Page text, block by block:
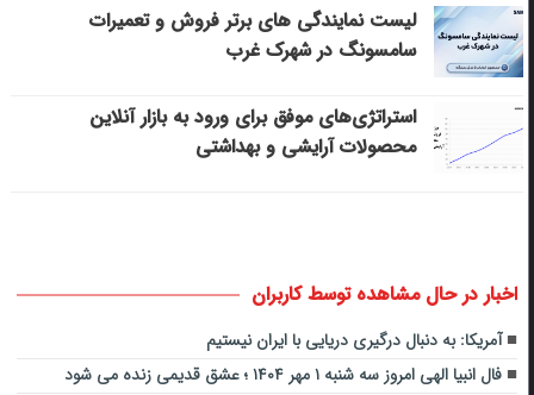
لیست نمایندگی های برتر فروش و تعمیرات
سامسونگ در شهرک غرب
استراتژی‌های موفق برای ورود به بازار آنلاین
محصولات آرایشی و بهداشتی
اخبار در حال مشاهده توسط کاربران
آمریکا: به دنبال درگیری دریایی با ایران نیستیم
فال انبیا الهی امروز سه شنبه ۱ مهر ۱۴۰۴ ؛ عشق قدیمی زنده می شود